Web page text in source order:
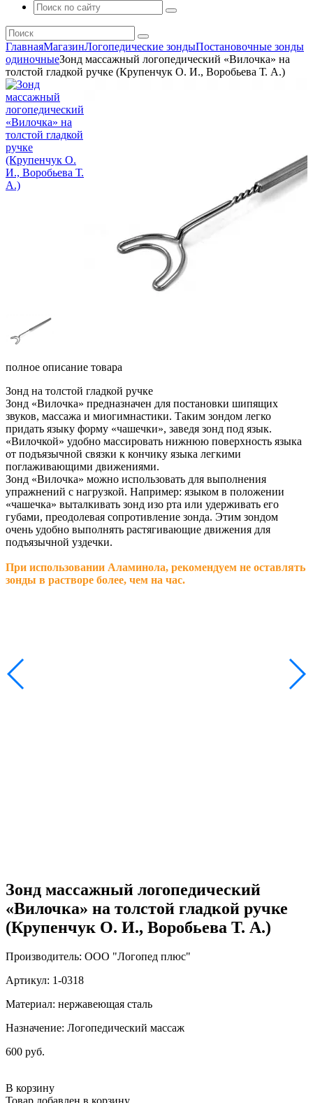
ГлавнаяМагазинЛогопедические зондыПостановочные зонды
одиночныеЗонд массажный логопедический «Вилочка» на
толстой гладкой ручке (Крупенчук О. И., Воробьева Т. А.)
полное описание товара
Зонд на толстой гладкой ручке
Зонд «Вилочка» предназначен для постановки шипящих
звуков, массажа и миогимнастики. Таким зондом легко
придать языку форму «чашечки», заведя зонд под язык.
«Вилочкой» удобно массировать нижнюю поверхность языка
от подъязычной связки к кончику языка легкими
поглаживающими движениями.
Зонд «Вилочка» можно использовать для выполнения
упражнений с нагрузкой. Например: языком в положении
«чашечка» выталкивать зонд изо рта или удерживать его
губами, преодолевая сопротивление зонда. Этим зондом
очень удобно выполнять растягивающие движения для
подъязычной уздечки.
При использовании Аламинола, рекомендуем не оставлять
зонды в растворе более, чем на час.
Зонд массажный логопедический
«Вилочка» на толстой гладкой ручке
(Крупенчук О. И., Воробьева Т. А.)
Производитель: ООО "Логопед плюс"
Артикул: 1-0318
Материал: нержавеющая сталь
Назначение: Логопедический массаж
600 руб.
В корзину